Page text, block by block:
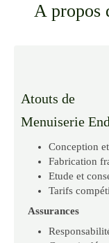
A propos
Atouts de
Menuiserie
Conception
Fabrication
Etude et
Tarifs
Assurances